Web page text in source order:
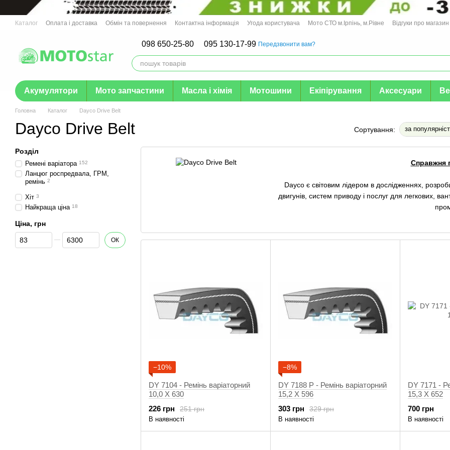
Перейти до основного контенту
Каталог Оплата і доставка Обмін та повернення Контактна інформація Угода користувача Мото СТО м.Ірпінь, м.Рівне
Відгуки про магазин
098 650-25-80 095 130-17-99 Передзвонити вам?
Акумулятори Мото запчастини Масла і хімія Мотошини Екіпірування Аксесуари
Головна Каталог Dayco Drive Belt
Dayco Drive Belt Сортування: за
Справжня
Dayco є світовим лідером в дослідженнях,
двигунів, систем приводу і послуг для легкових,
XTXдля супер
приводи, які ви звикли очікувати від приводних
поліхлоропрену і P-арамідного шнура, щоб
розмірів і більш
HPX
−10%
DY 7104 - Ремінь варіаторний
10,0 X 630
251 грн
226 грн
В наявності
−8%
DY 7188 Р - Ремінь варіаторний
15,2 X 596
329 грн
303 грн
В наявності
DY 7171 -
15,3 X 652
700 грн
В наявності
Розділ
Ремені варіатора 152
Ланцюг роспредвала, ГРМ,
ремiнь 2
Хіт 3
Найкраща ціна 18
Ціна, грн
Від Ціна, грн
До Ціна, грн ОК